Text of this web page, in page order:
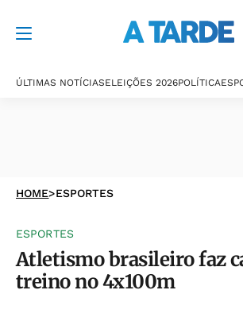
ÚLTIMAS NOTÍCIASELEIÇÕES 2026POLÍTICA
HOME>ESPORTES
ESPORTES
Atletismo brasileiro faz
treino no 4x100m